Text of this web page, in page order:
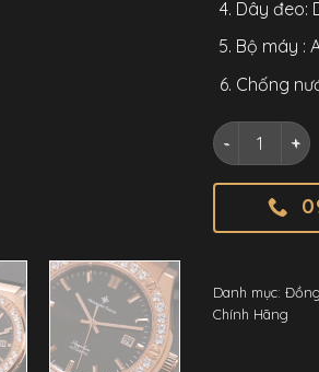
Dây đeo:
Bộ máy :
Chống
Đồng Hồ
Danh mục:
Chính Hãng